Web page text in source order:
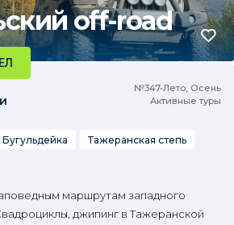
off-road
№347•Лето, Осень
Активные туры
Бугульдейка
Тажеранская степь
маршрутам западного
джипинг в Тажеранской